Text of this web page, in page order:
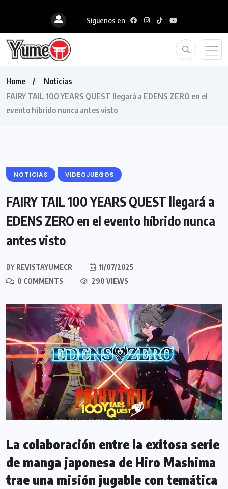
Síguenos en
Home
Noticias
FAIRY TAIL 100 YEARS QUEST llegará a EDENS ZERO en el
evento híbrido nunca antes visto
NOTICIAS VIDEOJUEGOS
FAIRY TAIL 100 YEARS QUEST llegará a
EDENS ZERO en el evento híbrido nunca
antes visto
BY REVISTAYUMECR
11/07/2025
0 COMMENTS
290 VIEWS
La colaboración entre la exitosa serie
de manga japonesa de Hiro Mashima
trae una misión jugable con temática